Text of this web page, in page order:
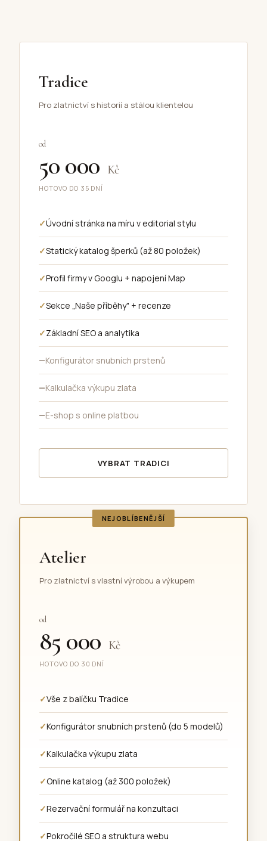
Tradice
Pro zlatnictví s historií a stálou klientelou
od
50 000 Kč
HOTOVO DO 35 DNÍ
Úvodní stránka na míru v editorial stylu
Statický katalog šperků (až 80 položek)
Profil firmy v Googlu + napojení Map
Sekce „Naše příběhy" + recenze
Základní SEO a analytika
Konfigurátor snubních prstenů
Kalkulačka výkupu zlata
E-shop s online platbou
VYBRAT TRADICI
NEJOBLÍBENĚJŠÍ
Atelier
Pro zlatnictví s vlastní výrobou a výkupem
od
85 000 Kč
HOTOVO DO 30 DNÍ
Vše z balíčku Tradice
Konfigurátor snubních prstenů (do 5 modelů)
Kalkulačka výkupu zlata
Online katalog (až 300 položek)
Rezervační formulář na konzultaci
Pokročilé SEO a struktura webu